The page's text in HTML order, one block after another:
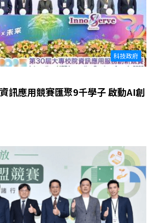
科技政府
訊應用競賽匯聚9千學子 啟動AI創